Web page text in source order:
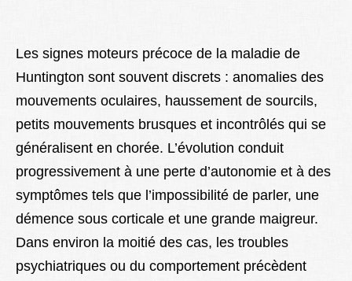
Les signes moteurs précoce de la maladie de
Huntington sont souvent discrets : anomalies des
mouvements oculaires, haussement de sourcils,
petits mouvements brusques et incontrôlés qui se
généralisent en chorée. L’évolution conduit
progressivement à une perte d’autonomie et à des
symptômes tels que l’impossibilité de parler, une
démence sous corticale et une grande maigreur.
Dans environ la moitié des cas, les troubles
psychiatriques ou du comportement précèdent